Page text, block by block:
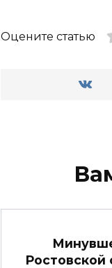
Оцените статью
Ростовской